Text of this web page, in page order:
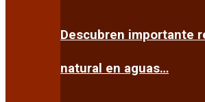
Descubren importante
natural en aguas…